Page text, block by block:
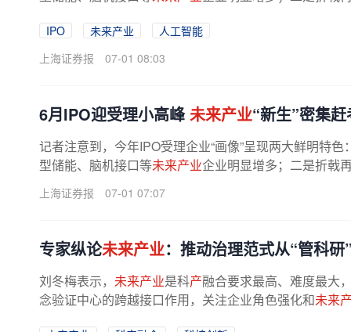
IPO 未来产业
人工智能
上海证券报
07-01 08:03
6月IPO迎受理小高峰未来产业“新生”密集赶
记者注意到，今年IPO受理企业“画像”呈现两大鲜明特色
型储能、脑机接口等未来产业企业明显增多；二是折戟
上海证券报 07-01 07:07
专家纵论未来产业：推动治理范式从“管科
刘冬梅表示， 未来产业是科产融合要求最高、难度最大
念验证中心的跨越接口作用，关注企业角色强化和未来